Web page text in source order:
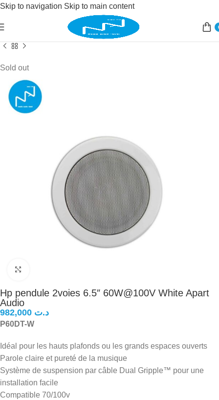
Skip to navigation Skip to main content
Sonorisation/ public adress haut parleur pendule
Sold out
Hp pendule 2voies 6.5″ 60W@100V White Apart
Audio
د.ت
P60DT-W
Idéal pour les hauts plafonds ou les grands espaces ouverts
Parole claire et pureté de la musique
Système de suspension par câble Dual Gripple™ pour une
installation facile
Compatible 70/100v